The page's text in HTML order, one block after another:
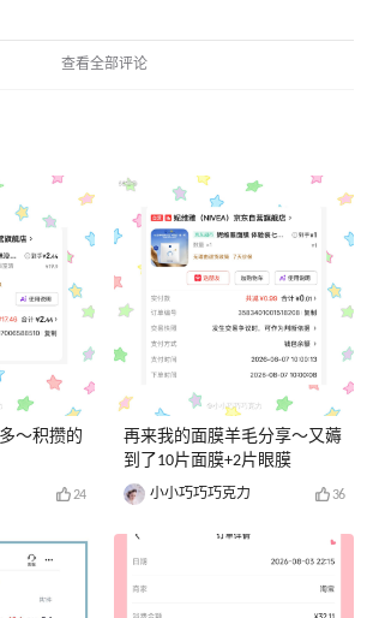
查看全部评论
～积攒的
24
再来我的面膜羊毛分享～又薅
到了10片面膜+2片眼膜
小小巧巧巧克力 36